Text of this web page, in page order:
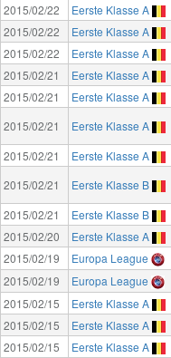
2015/02/22
Eerste Klasse A
2015/02/22
Eerste Klasse A
2015/02/22
Eerste Klasse A
2015/02/21
Eerste Klasse A
2015/02/21
Eerste Klasse A
2015/02/21
Eerste Klasse A
2015/02/21
Eerste Klasse A
2015/02/21
Eerste Klasse B
2015/02/21
Eerste Klasse B
2015/02/20
Eerste Klasse A
2015/02/19
Europa League
2015/02/19
Europa League
2015/02/15
Eerste Klasse A
2015/02/15
Eerste Klasse A
2015/02/15
Eerste Klasse A